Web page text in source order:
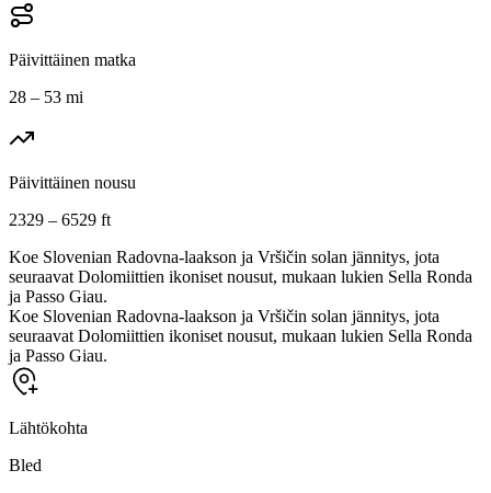
Päivittäinen matka
28 – 53 mi
Päivittäinen nousu
2329 – 6529 ft
Koe Slovenian Radovna-laakson ja Vršičin solan jännitys, jota
seuraavat Dolomiittien ikoniset nousut, mukaan lukien Sella Ronda
ja Passo Giau.
Koe Slovenian Radovna-laakson ja Vršičin solan jännitys, jota
seuraavat Dolomiittien ikoniset nousut, mukaan lukien Sella Ronda
ja Passo Giau.
Lähtökohta
Bled